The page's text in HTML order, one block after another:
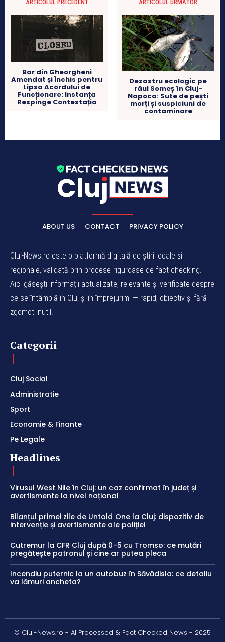
ARTICOLUL PRECEDENT
Bar din Gheorgheni
Amendat și Închis pentru
Lipsa Acordului de
Funcționare: Instanța
Respinge Contestația
ARTICOLUL URMĂTOR
Dezastru ecologic pe
râul Someș în Cluj-
Napoca: Sute de pești
morți și suspiciuni de
contaminare
ABOUT US CONTACT PRIVACY POLICY
Cluj-News.ro este o platformă digitală de știri locale și
regionale, validată prin procese riguroase de fact-checking.
Aici găsești informații actualizate, relevante și verificate despre
ce se întâmplă în Cluj și în împrejurimi — rapid, obiectiv și fără
zgomot inutil.
Categorii
Cluj Social
Administratie
Sport
Economie & Finante
Pe Legale
Headlines
Virusul West Nile în Cluj: un caz confirmat în județ și
avertismente la nivel național
Bilanțul primei zile de Untold One la Cluj: dispozitiv de
intervenție și avertismente ale poliției
Cutremur la CFR Cluj după 0-5 cu Tromsø: ce mutări
pregătește patronul și cine ar putea pleca
Incendiu puternic la un autobuz în Săvădisla: ce detaliu
va lămuri ancheta?
© Cluj-News.ro - AI Processed & Fact Checked News - 2025